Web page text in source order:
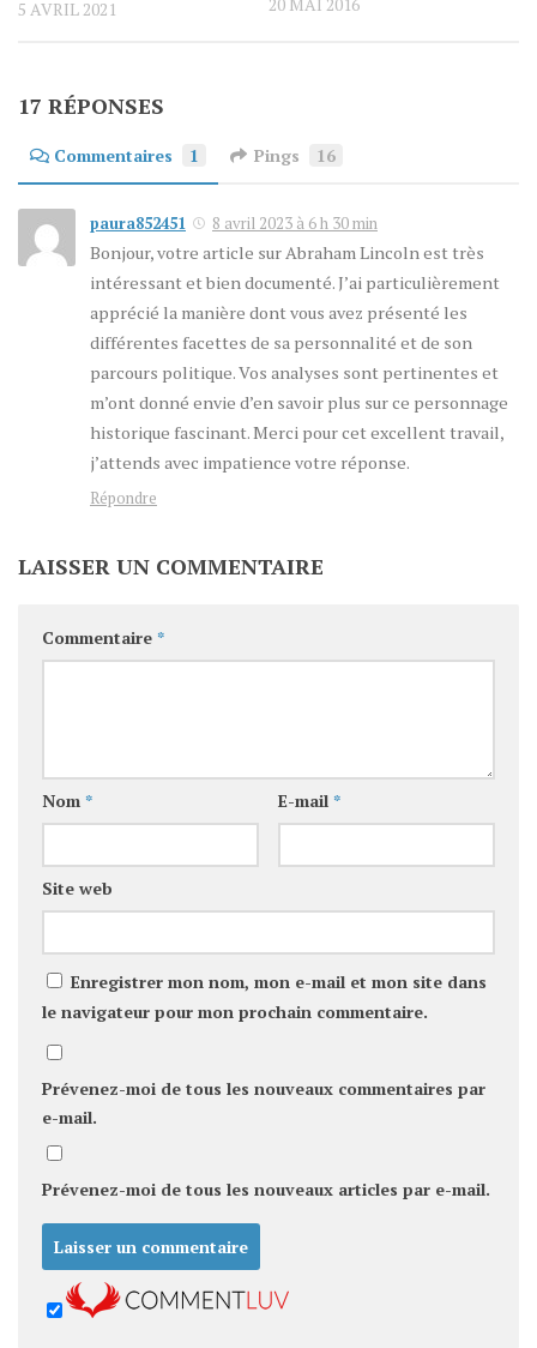
5 AVRIL 2021
17 RÉPONSES
Commentaires 1 Pings 16
paura852451 8 avril 2023 à 6 h 30 min
Bonjour, votre article sur Abraham Lincoln est très
intéressant et bien documenté. J’ai particulièrement
apprécié la manière dont vous avez présenté les
différentes facettes de sa personnalité et de son
parcours politique. Vos analyses sont pertinentes et
m’ont donné envie d’en savoir plus sur ce personnage
historique fascinant. Merci pour cet excellent travail,
j’attends avec impatience votre réponse.
Répondre
LAISSER UN COMMENTAIRE
Commentaire *
Nom * E-mail *
Site web
Enregistrer mon nom, mon e-mail et mon site dans
le navigateur pour mon prochain commentaire.
Prévenez-moi de tous les nouveaux commentaires par
e-mail.
Prévenez-moi de tous les nouveaux articles par e-mail.